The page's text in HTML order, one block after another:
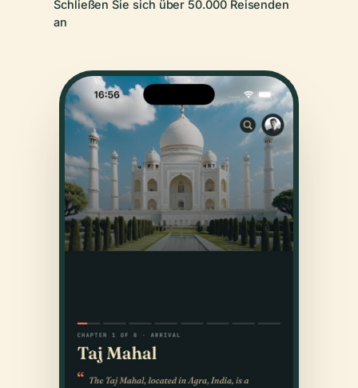
Schließen Sie sich über 50.000 Reisenden
an